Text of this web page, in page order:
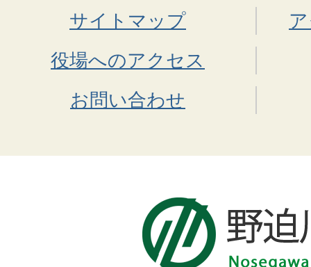
サイトマップ
役場へのアクセス
お問い合わせ